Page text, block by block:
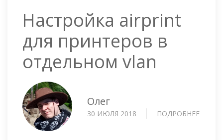
Настройка airprint
для принтеров в
отдельном vlan
Олег
30 ИЮЛЯ 2018 ПОДРОБНЕЕ